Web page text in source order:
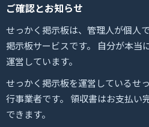
ご確認とお知らせ
せっかく掲示板は、管理人が個人
掲示板サービスです。 自分が本当
運営しています。
せっかく掲示板を運営しているせ
行事業者です。 領収書はお支払い
できます。